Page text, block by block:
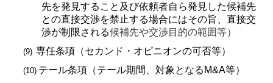
先を発見すること及び依頼者自ら発見した候補先
との直接交渉を禁止する場合にはその旨、直接交
渉が制限される候補先や交渉目的の範囲等）
(9) 専任条項（セカンド・オピニオンの可否等）
(10) テール条項（テール期間、対象となる M&A等）